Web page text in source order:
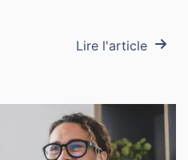
Lire l'article